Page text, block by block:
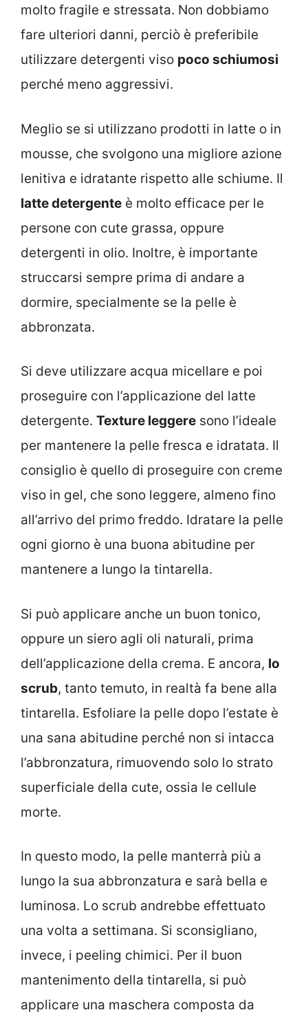
molto fragile e stressata. Non dobbiamo
fare ulteriori danni, perciò è preferibile
utilizzare detergenti viso poco schiumosi
perché meno aggressivi.
Meglio se si utilizzano prodotti in latte o in
mousse, che svolgono una migliore azione
lenitiva e idratante rispetto alle schiume. Il
latte detergente è molto efficace per le
persone con cute grassa, oppure
detergenti in olio. Inoltre, è importante
struccarsi sempre prima di andare a
dormire, specialmente se la pelle è
abbronzata.
Si deve utilizzare acqua micellare e poi
proseguire con l’applicazione del latte
detergente. Texture leggere sono l’ideale
per mantenere la pelle fresca e idratata. Il
consiglio è quello di proseguire con creme
viso in gel, che sono leggere, almeno fino
all’arrivo del primo freddo. Idratare la pelle
ogni giorno è una buona abitudine per
mantenere a lungo la tintarella.
Si può applicare anche un buon tonico,
oppure un siero agli oli naturali, prima
dell’applicazione della crema. E ancora, lo
scrub, tanto temuto, in realtà fa bene alla
tintarella. Esfoliare la pelle dopo l’estate è
una sana abitudine perché non si intacca
l’abbronzatura, rimuovendo solo lo strato
superficiale della cute, ossia le cellule
morte.
In questo modo, la pelle manterrà più a
lungo la sua abbronzatura e sarà bella e
luminosa. Lo scrub andrebbe effettuato
una volta a settimana. Si sconsigliano,
invece, i peeling chimici. Per il buon
mantenimento della tintarella, si può
applicare una maschera composta da